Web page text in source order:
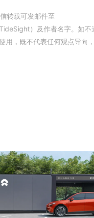
转载可发邮件至
）及作者名字。如不
用，既不代表任何观点导向